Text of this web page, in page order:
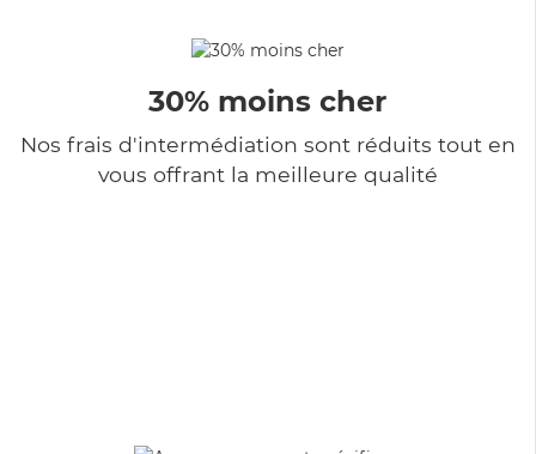
30% moins cher
Nos frais d'intermédiation sont réduits tout en
vous offrant la meilleure qualité